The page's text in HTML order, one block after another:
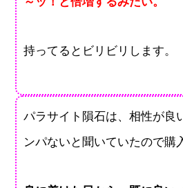
持ってるとビリビリします。
パラサイト隕石は、相性が良
ンパないと聞いていたので購